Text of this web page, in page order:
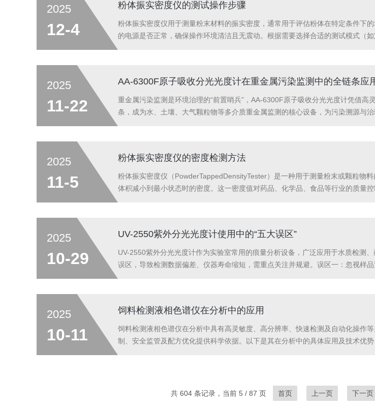
2025
12-4
粉体振实密度仪的测试操作步骤
粉体振实密度仪用于测量粉末材料的振实密度，通常用于评估粉体在特定条件下
的电源是否正常，确保操作环境清洁且无震动。根据需要选择合适的测试模式（
2025
11-22
AA-6300F原子吸收分光光度计在重金属污染监测中的全链条应
重金属污染监测是环境治理的“前置哨兵”，AA-6300F原子吸收分光光度计凭借
条，成为水、土壤、大气颗粒物等多介质重金属监测的核心设备，为污染溯源与
2025
11-5
粉体振实密度仪的密度检测方法
粉体振实密度仪（PowderTappedDensityTester）是一种用于测量粉末或颗粒物
体积减小到最小状态时的密度。这一密度值对药品、化学品、食品等行业的质量
2025
10-29
UV-2550紫外分光光度计使用中的“五大误区”
UV-2550紫外分光光度计作为实验室常用的痕量分析设备，广泛应用于水质检测
误区，导致检测数据偏差、仪器寿命缩短，需重点关注并规避。误区一：忽视样
2025
10-11
饲料检测液相色谱仪在分析中的应用
饲料检测液相色谱仪在分析中具有高灵敏度、高分辨率、快速检测及自动化操作
制、安全监管及配方优化提供科学依据。以下是其在分析中的具体应用及技术优
共 604 条记录，当前 5 / 87 页 首页 上一页 下一页